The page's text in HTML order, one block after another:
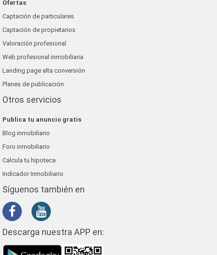
Ofertas
Captación de particulares
Captación de propietarios
Valoración profesional
Web profesional inmobiliaria
Landing page alta conversión
Planes de publicación
Otros servicios
Publica tu anuncio gratis
Blog inmobiliario
Foro inmobiliario
Calcula tu hipoteca
Indicador Inmobiliario
Síguenos también en
Descarga nuestra APP en: